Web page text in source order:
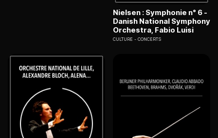
Nielsen : Symphonie n° 6 -
Danish National Symphony
Orchestra, Fabio Luisi
CULTURE CONCERTS